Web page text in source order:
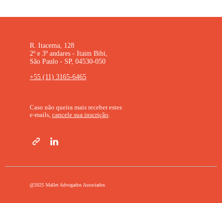
R. Itacema, 128
2º e 3º andares - Itaim Bibi,
São Paulo - SP, 04530-050
+55 (11) 3165-6465
Caso não queira mais receber estes
e-mails, cancele sua inscrição.
@2025 Mallet Advogados Associados